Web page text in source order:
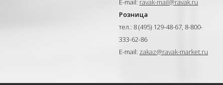
Розница
тел.: 8 (495) 129-48-67, 8-800-
333-62-86
E-mail: zakaz@ravak-market.ru